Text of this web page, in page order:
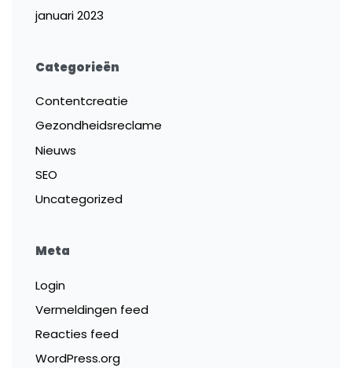
januari 2023
Categorieën
Contentcreatie
Gezondheidsreclame
Nieuws
SEO
Uncategorized
Meta
Login
Vermeldingen feed
Reacties feed
WordPress.org